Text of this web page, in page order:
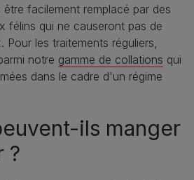
facilement remplacé par des
félins qui ne causeront pas de
Pour les traitements réguliers,
notre gamme de collations qui
dans le cadre d'un régime
ils manger
?